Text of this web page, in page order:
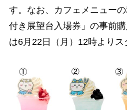
す。なお、カフェメニュー
付き展望台入場券」の事前
は6月22日（月）12時よりス